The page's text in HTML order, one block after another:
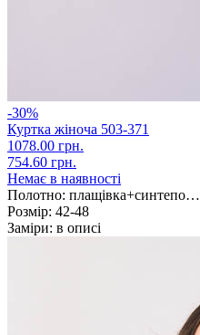
-30%
Куртка жіноча 503-371
1078.00 грн.
754.60 грн.
Немає в наявності
Полотно: плащівка+синтепо…
Розмір: 42-48
Заміри: в описі